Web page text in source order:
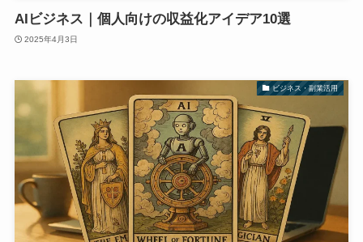
AIビジネス｜個人向けの収益化アイデア10選
2025年4月3日
ビジネス・副業活用